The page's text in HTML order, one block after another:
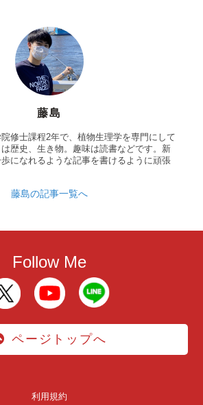
藤島
修士課程2年で、植物生理学を専門にして
歴史、生き物。趣味は読書などです。新
になれるような記事を書けるように頑張
藤島の記事一覧へ
Follow Me
ページトップへ
利用規約